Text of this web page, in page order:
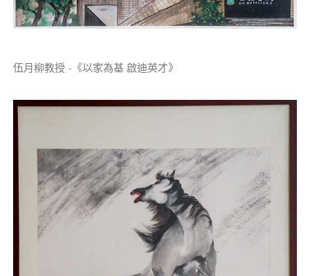
伍月柳教授 -《以家為基 啟迪英才》